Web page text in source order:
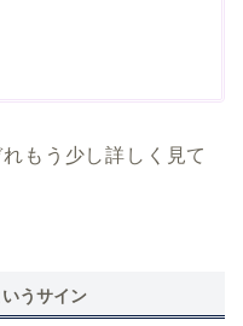
もう少し詳しく見て
うサイン